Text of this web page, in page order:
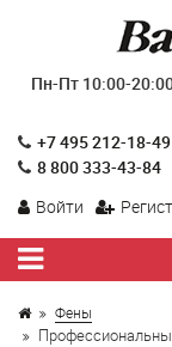
Пн-Пт 10:00-
+7 495 212-18-49
8 800 333-43-84
Войти
Фены